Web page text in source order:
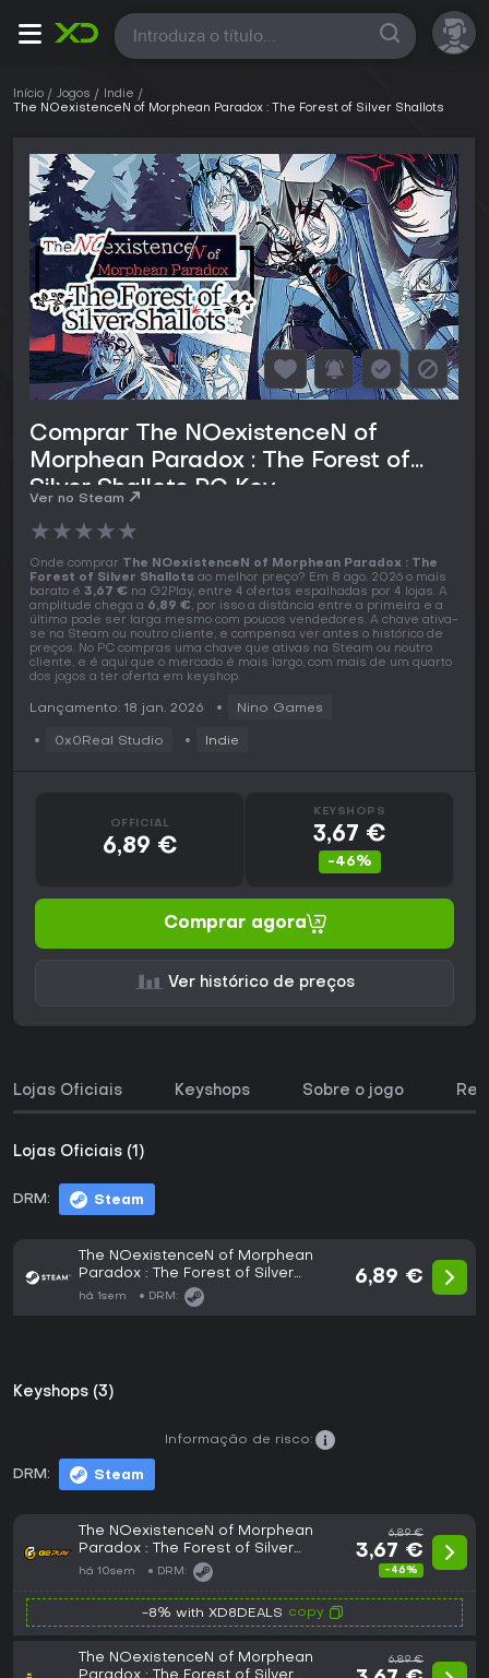
Todas
Início Jogos
Indie
The NOexistenceN of Morphean Paradox : The Forest of Silver Shallots
Comprar The NOexistenceN of
Morphean Paradox : The Forest of
Silver Shallots PC Key
Ver no Steam
★★★★★
Onde comprar The NOexistenceN of Morphean Paradox : The
Forest of Silver Shallots ao melhor preço? Em 8 ago. 2026 o mais
barato é 3,67 € na G2Play, entre 4 ofertas espalhadas por 4 lojas. A
amplitude chega a 6,89 €, por isso a distância entre a primeira e a
última pode ser larga mesmo com poucos vendedores. A chave ativa-
se na Steam ou noutro cliente, e compensa ver antes o histórico de
preços. No PC compras uma chave que ativas na Steam ou noutro
cliente, e é aqui que o mercado é mais largo, com mais de um quarto
dos jogos a ter oferta em keyshop.
Lançamento: 18 jan. 2026 Nino Games
0x0Real Studio Indie
OFFICIAL
6,89 €
KEYSHOPS
3,67 €
-46%
Comprar agora
Ver histórico de preços
Lojas Oficiais Keyshops Sobre o jogo
Lojas Oficiais (1)
DRM: Steam
The NOexistenceN of Morphean
Paradox : The Forest of Silver
Shallots
há 1sem DRM:
6,89 €
Keyshops (3)
DRM: Steam
Informação de risco:
The NOexistenceN of Morphean
Paradox : The Forest of Silver
Shallots PC Steam CD Key
há 10sem DRM:
6,89 €
3,67 €
-46%
-8% with XD8DEALS copy
The NOexistenceN of Morphean
6,89 €